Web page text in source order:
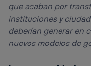
que acaban por
instituciones y
deberían generar en
nuevos modelos de